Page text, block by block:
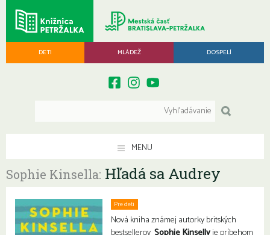
DETI MLÁDEŽ DOSPELÍ
MENU
Sophie Kinsella: Hľadá sa Audrey
Pre deti
Nová kniha známej autorky britských